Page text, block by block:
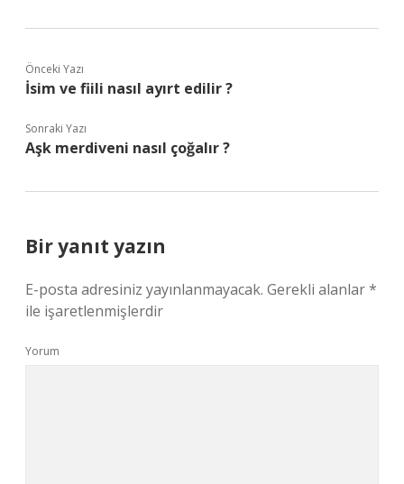
Önceki Yazı
İsim ve fiili nasıl ayırt edilir ?
Sonraki Yazı
Aşk merdiveni nasıl çoğalır ?
Bir yanıt yazın
E-posta adresiniz yayınlanmayacak. Gerekli alanlar*
ile işaretlenmişlerdir
Yorum